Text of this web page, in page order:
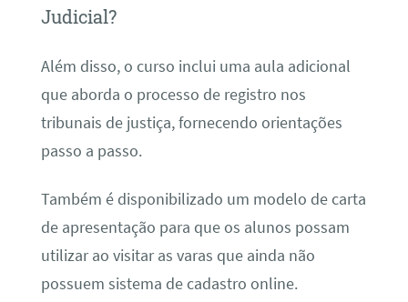
Judicial?
Além disso, o curso inclui uma aula adicional
que aborda o processo de registro nos
tribunais de justiça, fornecendo orientações
passo a passo.
Também é disponibilizado um modelo de carta
de apresentação para que os alunos possam
utilizar ao visitar as varas que ainda não
possuem sistema de cadastro online.